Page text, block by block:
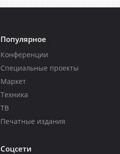
Популярное
Конференции
Специальные проекты
Маркет
Техника
ТВ
Печатные издания
Соцсети